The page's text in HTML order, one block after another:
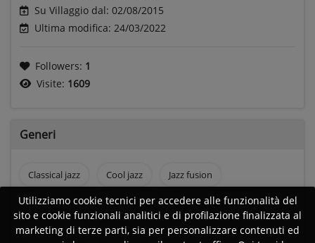
Su Villaggio dal: 02/08/2015
Ultima modifica: 24/03/2022
Followers: 1
Visite: 1609
Generi
Classical jazz Cool jazz Jazz fusion
Blues Rock Rock and roll Rock psichedelico
Rock anni 70 Chill out
Utilizziamo cookie tecnici per accedere alle funzionalità del
sito e cookie funzionali analitici e di profilazione finalizzata al
marketing di terze parti, sia per personalizzare contenuti ed